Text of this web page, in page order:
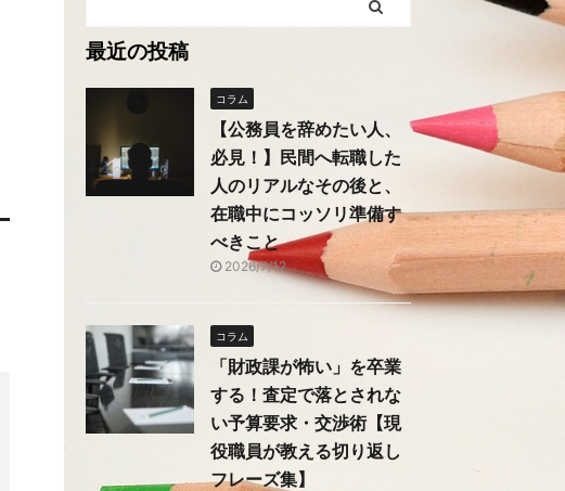
最近の投稿
コラム
【公務員を辞めたい人、
必見！】民間へ転職した
人のリアルなその後と、
在職中にコッソリ準備す
べきこと
2026/7/12
コラム
「財政課が怖い」を卒業
する！査定で落とされな
い予算要求・交渉術【現
役職員が教える切り返し
フレーズ集】